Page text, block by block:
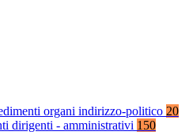
organi indirizzo-politico 20
dirigenti - amministrativi 150